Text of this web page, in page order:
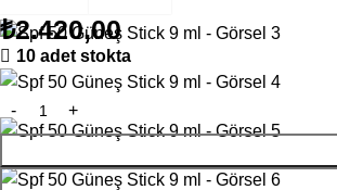
₺2.420,00
10 adet stokta